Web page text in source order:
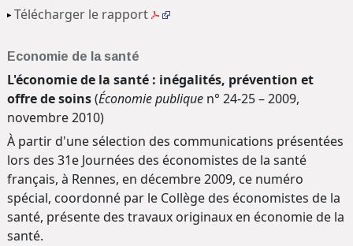
Télécharger le rapport
Economie de la santé
L'économie de la santé : inégalités, prévention et
offre de soins(Économie publique n° 24-25 – 2009,
novembre 2010)
À partir d'une sélection des communications présentées
lors des 31e Journées des économistes de la santé
français, à Rennes, en décembre 2009, ce numéro
spécial, coordonné par le Collège des économistes de la
santé, présente des travaux originaux en économie de la
santé.